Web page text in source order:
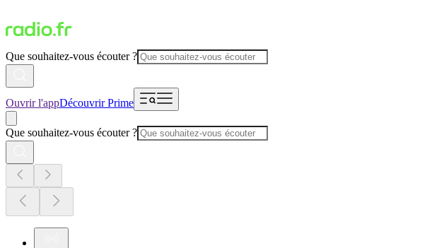
Que souhaitez-vous écouter ?
Ouvrir l'appDécouvrir Prime
Que souhaitez-vous écouter ?